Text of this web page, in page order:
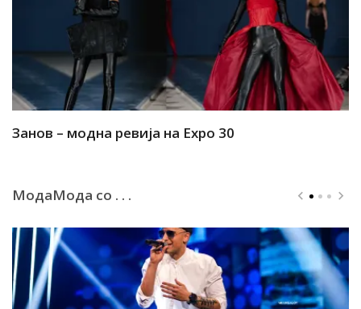
Занов – модна ревија на Expo 30
МодаМода со . . .